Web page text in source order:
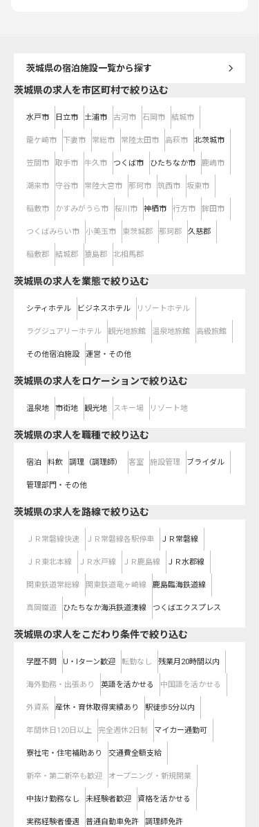
茨城県の宿泊施設一覧から探す
茨城県の求人を市区町村で絞り込む
水戸市 日立市 土浦市 古河市 石岡市 結城市
龍ケ崎市 下妻市 常総市 常陸太田市 高萩市 北茨城市
笠間市 取手市 牛久市 つくば市 ひたちなか市 鹿嶋市
潮来市 守谷市 常陸大宮市 那珂市 筑西市 坂東市
稲敷市 かすみがうら市 桜川市 神栖市 行方市 鉾田市
つくばみらい市 小美玉市 東茨城郡 那珂郡 久慈郡
稲敷郡 結城郡 猿島郡 北相馬郡
茨城県の求人を業態で絞り込む
シティホテル ビジネスホテル リゾートホテル
ラグジュアリーホテル 観光地旅館 温泉地旅館 高級旅館
その他宿泊施設 運営・その他
茨城県の求人をロケーションで絞り込む
温泉地 市街地 観光地 スキー場 リゾート地
茨城県の求人を職種で絞り込む
宿泊 料飲 調理（調理師） 客室 施設管理 ブライダル
管理部門・その他
茨城県の求人を路線で絞り込む
ＪＲ常磐線快速 ＪＲ常磐線各駅停車 ＪＲ常磐線
ＪＲ東北本線 ＪＲ水戸線 ＪＲ鹿島線 ＪＲ水郡線
関東鉄道常総線 関東鉄道竜ヶ崎線 鹿島臨海鉄道線
真岡鐵道 ひたちなか海浜鉄道湊線 つくばエクスプレス
茨城県の求人をこだわり条件で絞り込む
学歴不問 U・Iターン歓迎 転勤なし 残業月20時間以内
海外勤務・出張あり 英語を活かせる 中国語を活かせる
外資系 産休・育休取得実績あり 駅徒歩5分以内
年間休日120日以上 完全週休2日制 マイカー通勤可
寮社宅・住宅補助あり 交通費全額支給
新卒・第二新卒も歓迎 オープニング・新規開業
中抜け勤務なし 未経験者歓迎 資格を活かせる
実務経験者優遇 普通自動車免許 調理師免許